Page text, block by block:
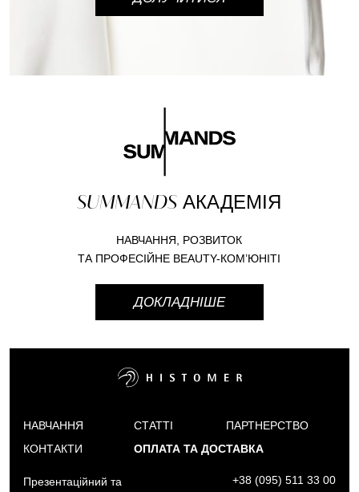
SUMMANDS АКАДЕМІЯ
НАВЧАННЯ, РОЗВИТОК
ТА ПРОФЕСІЙНЕ BEAUTY-КОМ’ЮНІТІ
ДОКЛАДНІШЕ
НАВЧАННЯ
КОНТАКТИ
СТАТТІ
ПАРТНЕРСТВО
ОПЛАТА ТА ДОСТАВКА
Презентаційний та
+38 (095) 511 33 00